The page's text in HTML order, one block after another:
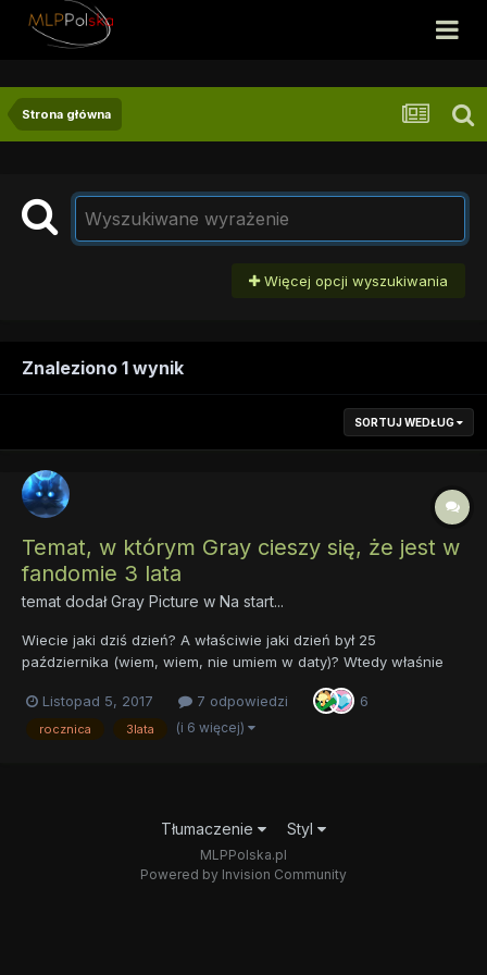
Strona główna
Więcej opcji wyszukiwania
Znaleziono 1 wynik
SORTUJ WEDŁUG
Temat, w którym Gray cieszy się, że jest w
fandomie 3 lata
temat dodałGray Picture w Na start...
Wiecie jaki dziś dzień? A właściwie jaki dzień był 25
października (wiem, wiem, nie umiem w daty)? Wtedy właśnie
Jest to też dzień, w którym uznałam się za część tego fandomu.
Aż ciężko mi uwierzyć, że minęło już tyle czasu....
Listopad 5, 2017 7 odpowiedzi 6
rocznica 3lata (i 6 więcej)
Tłumaczenie Styl
MLPPolska.pl
Powered by Invision Community